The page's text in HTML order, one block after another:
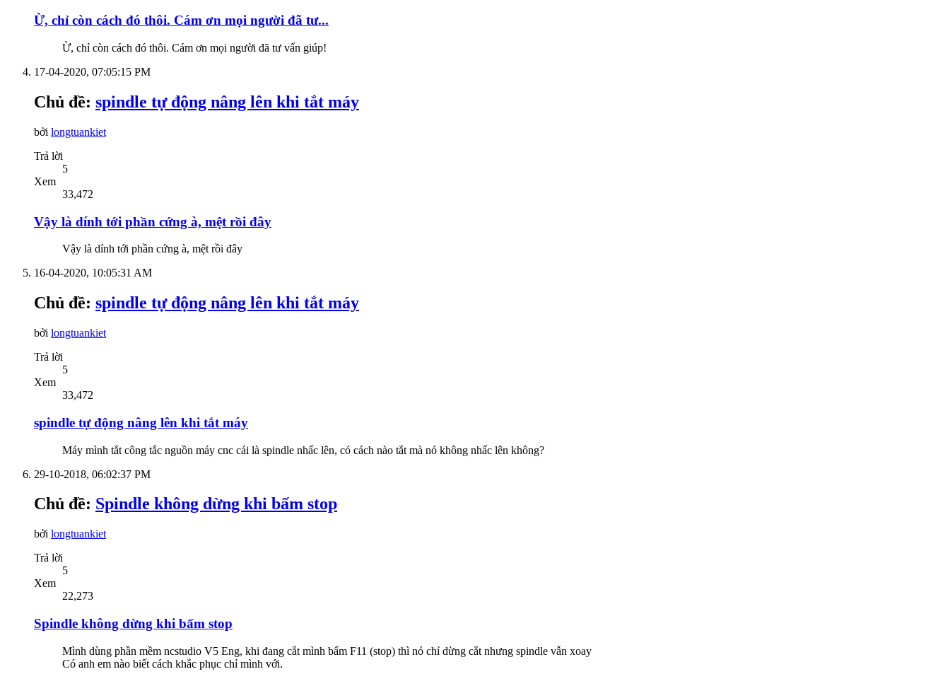
Ừ, chỉ còn cách đó thôi. Cám ơn mọi người đã tư...
Ừ, chỉ còn cách đó thôi. Cám ơn mọi người đã tư vấn giúp!
17-04-2020, 07:05:15 PM
Chủ đề: spindle tự động nâng lên khi tắt máy
bởi longtuankiet
Trả lời
5
Xem
33,472
Vậy là dính tới phần cứng à, mệt rồi đây
Vậy là dính tới phần cứng à, mệt rồi đây
16-04-2020, 10:05:31 AM
Chủ đề: spindle tự động nâng lên khi tắt máy
bởi longtuankiet
Trả lời
5
Xem
33,472
spindle tự động nâng lên khi tắt máy
Máy mình tắt công tắc nguồn máy cnc cái là spindle nhấc lên, có cách nào tắt mà nó không nhấc lên không?
29-10-2018, 06:02:37 PM
Chủ đề: Spindle không dừng khi bấm stop
bởi longtuankiet
Trả lời
5
Xem
22,273
Spindle không dừng khi bấm stop
Mình dùng phần mềm ncstudio V5 Eng, khi đang cắt mình bấm F11 (stop) thì nó chỉ dừng cắt nhưng spindle vẫn xoay
Có anh em nào biết cách khắc phục chỉ mình với.